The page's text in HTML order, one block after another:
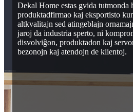
Dekal Home estas gvida tutmonda
produktadfirmao kaj eksportisto
altkvalitajn sed atingeblajn
jaroj da industria sperto, ni
disvolviĝon, produktadon kaj
bezonojn kaj atendojn de klientoj.